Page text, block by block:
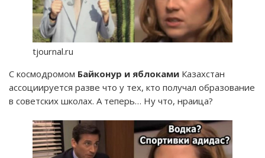
tjournal.ru
С космодромом Байконур и яблоками Казахстан
ассоциируется разве что у тех, кто получал образование
в советских школах. А теперь… Ну что, нраица?